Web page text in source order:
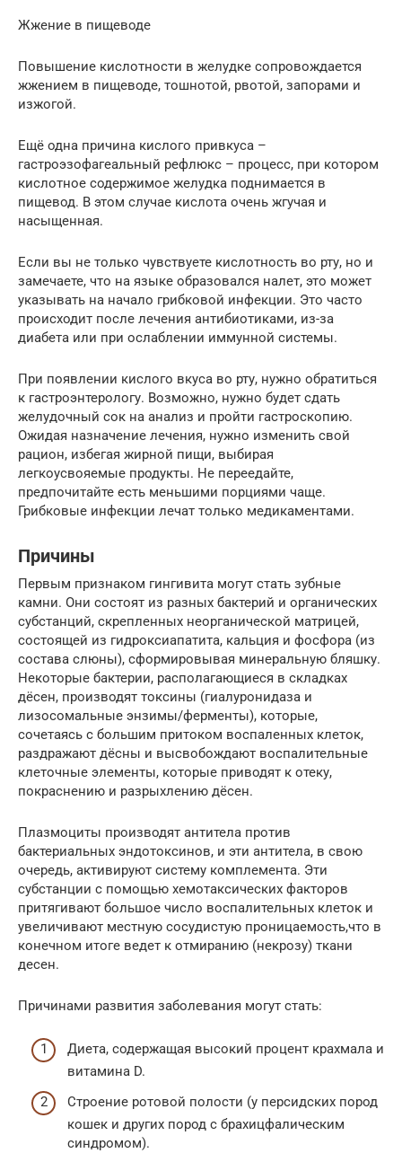
Жжение в пищеводе
Повышение кислотности в желудке сопровождается
жжением в пищеводе, тошнотой, рвотой, запорами и
изжогой.
Ещё одна причина кислого привкуса –
гастроэзофагеальный рефлюкс – процесс, при котором
кислотное содержимое желудка поднимается в
пищевод. В этом случае кислота очень жгучая и
насыщенная.
Если вы не только чувствуете кислотность во рту, но и
замечаете, что на языке образовался налет, это может
указывать на начало грибковой инфекции. Это часто
происходит после лечения антибиотиками, из-за
диабета или при ослаблении иммунной системы.
При появлении кислого вкуса во рту, нужно обратиться
к гастроэнтерологу. Возможно, нужно будет сдать
желудочный сок на анализ и пройти гастроскопию.
Ожидая назначение лечения, нужно изменить свой
рацион, избегая жирной пищи, выбирая
легкоусвояемые продукты. Не переедайте,
предпочитайте есть меньшими порциями чаще.
Грибковые инфекции лечат только медикаментами.
Причины
Первым признаком гингивита могут стать зубные
камни. Они состоят из разных бактерий и органических
субстанций, скрепленных неорганической матрицей,
состоящей из гидроксиапатита, кальция и фосфора (из
состава слюны), сформировывая минеральную бляшку.
Некоторые бактерии, располагающиеся в складках
дёсен, производят токсины (гиалуронидаза и
лизосомальные энзимы/ферменты), которые,
сочетаясь с большим притоком воспаленных клеток,
раздражают дёсны и высвобождают воспалительные
клеточные элементы, которые приводят к отеку,
покраснению и разрыхлению дёсен.
Плазмоциты производят антитела против
бактериальных эндотоксинов, и эти антитела, в свою
очередь, активируют систему комплемента. Эти
субстанции с помощью хемотаксических факторов
притягивают большое число воспалительных клеток и
увеличивают местную сосудистую проницаемость,что в
конечном итоге ведет к отмиранию (некрозу) ткани
десен.
Причинами развития заболевания могут стать:
Диета, содержащая высокий процент крахмала и
витамина D.
Строение ротовой полости (у персидских пород
кошек и других пород с брахицфалическим
синдромом).